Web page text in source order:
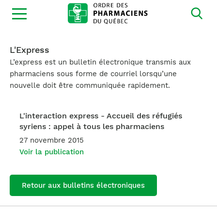
Ouvrir
la
L'Express
L’express est un bulletin électronique transmis aux
pharmaciens sous forme de courriel lorsqu’une
nouvelle doit être communiquée rapidement.
L'interaction express - Accueil des réfugiés
syriens : appel à tous les pharmaciens
27 novembre 2015
Voir la publication
Retour aux bulletins électroniques